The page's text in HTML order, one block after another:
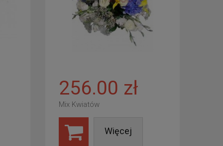
256.00 zł
Mix Kwiatów
Więcej